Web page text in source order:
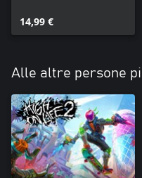
14,99 €
Alle altre persone